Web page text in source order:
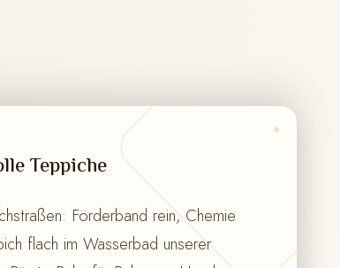
✦
Teppiche
Förderband rein, Chemie
flach im Wasserbad unserer